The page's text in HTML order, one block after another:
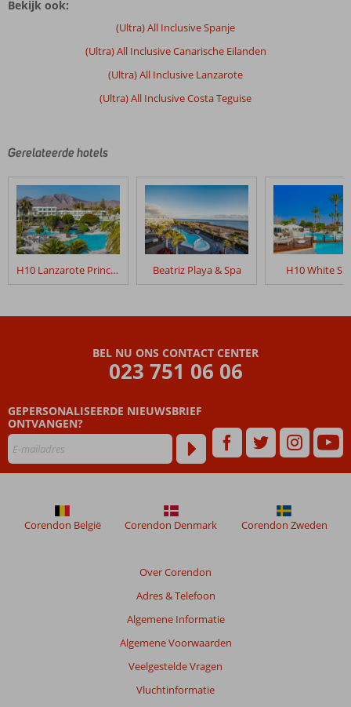
Bekijk ook:
(Ultra) All Inclusive Spanje
(Ultra) All Inclusive Canarische Eilanden
(Ultra) All Inclusive Lanzarote
(Ultra) All Inclusive Costa Teguise
Gerelateerde hotels
H10 Lanzarote Princess Beatriz Playa & Spa H10 White
BEL NU ONS CONTACT CENTER
023 751 06 06
GEPERSONALISEERDE NIEUWSBRIEF
ONTVANGEN?
Over Corendon
Adres & Telefoon
Algemene Informatie
Algemene Voorwaarden
Veelgestelde Vragen
Vluchtinformatie
Corendon België Corendon Denmark Corendon Zweden